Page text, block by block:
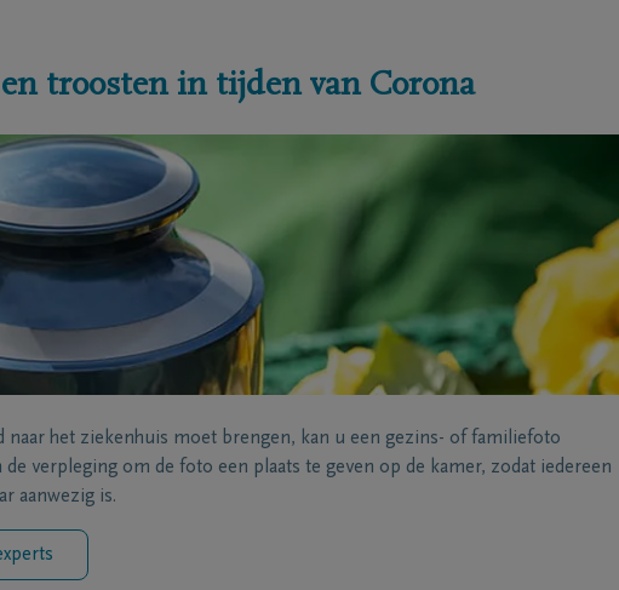
troosten in tijden van Corona
naar het ziekenhuis moet brengen, kan u een gezins- of familiefoto
de verpleging om de foto een plaats te geven op de kamer, zodat iedereen
aanwezig is.